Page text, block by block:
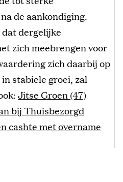
de aankondiging.
dergelijke
zich meebrengen voor
zich daarbij op
stabiele groei, zal
Jitse Groen (47)
bij Thuisbezorgd
cashte met overname